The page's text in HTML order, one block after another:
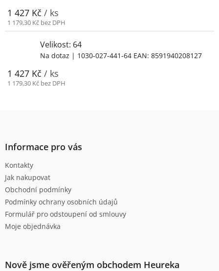
1 427 Kč / ks
1 179,30 Kč bez DPH
Velikost: 64
Na dotaz | 1030-027-441-64 EAN: 8591940208127
1 427 Kč / ks
1 179,30 Kč bez DPH
Informace pro vás
Kontakty
Jak nakupovat
Obchodní podmínky
Podmínky ochrany osobních údajů
Formulář pro odstoupení od smlouvy
Moje objednávka
Nově jsme ověřeným obchodem Heureka